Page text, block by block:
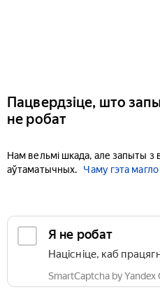
Пацвердзіце, што
не робат
Нам вельмі шкада, але запыты
аўтаматычных.
Чаму гэта
Я не робат
Націсніце, каб
SmartCaptcha by Yandex